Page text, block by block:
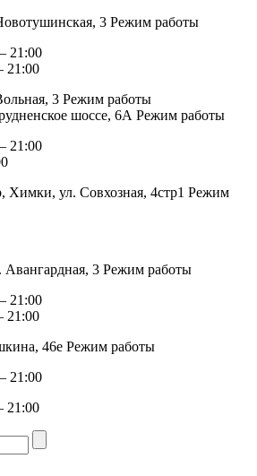
3 Режим работы
21:00
3 Режим работы
шоссе, 6А Режим работы
21:00
ул. Совхозная, 4стр1 Режим
Авангардная, 3 Режим работы
21:00
46е Режим работы
21:00